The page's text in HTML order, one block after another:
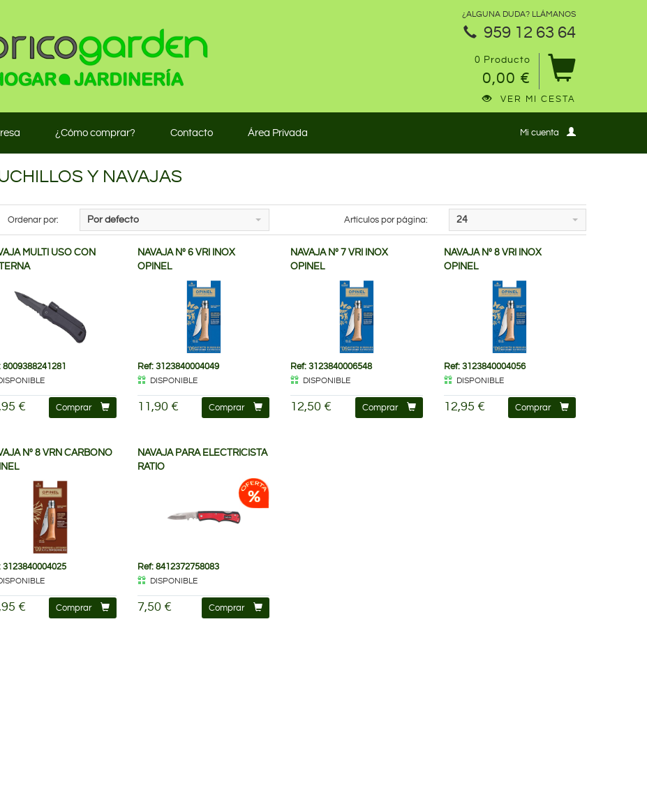
¿ALGUNA DUDA? LLÁMANOS
959 12 63 64
0 Producto
0,00 €
VER MI CESTA
¿Cómo comprar? Contacto Área Privada Mi cuenta
Y NAVAJAS
Ordenar por: Por defecto Artículos por página: 24
MULTI USO CON
8009388241281
€ Comprar
NAVAJA Nº 6 VRI INOX
OPINEL
Ref: 3123840004049
DISPONIBLE
11,90 € Comprar
NAVAJA Nº 7 VRI INOX
OPINEL
Ref: 3123840006548
DISPONIBLE
12,50 € Comprar
NAVAJA Nº 8 VRI INOX
OPINEL
Ref: 3123840004056
DISPONIBLE
12,95 € Comprar
Nº 8 VRN CARBONO
3123840004025
€ Comprar
NAVAJA PARA ELECTRICISTA
RATIO
Ref: 8412372758083
DISPONIBLE
7,50 € Comprar